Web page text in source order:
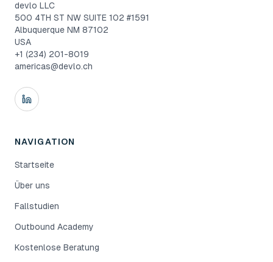
devlo LLC
500 4TH ST NW SUITE 102 #1591
Albuquerque NM 87102
USA
+1 (234) 201-8019
americas@devlo.ch
NAVIGATION
Startseite
Über uns
Fallstudien
Outbound Academy
Kostenlose Beratung